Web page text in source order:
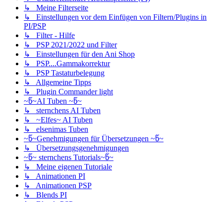
↳ Meine Filterseite
↳ Einstellungen vor dem Einfügen von Filtern/Plugins in
PI/PSP
↳ Filter - Hilfe
↳ PSP 2021/2022 und Filter
↳ Einstellungen für den Ani Shop
↳ PSP....Gammakorrektur
↳ PSP Tastaturbelegung
↳ Allgemeine Tipps
↳ Plugin Commander light
~წ~AI Tuben ~წ~
↳ sternchens AI Tuben
↳ ~Elfes~ AI Tuben
↳ elsenimas Tuben
~წ~Genehmigungen für Übersetzungen ~წ~
↳ Übersetzungsgenehmigungen
~წ~ sternchens Tutorials~წ~
↳ Meine eigenen Tutoriale
↳ Animationen PI
↳ Animationen PSP
↳ Blends PI